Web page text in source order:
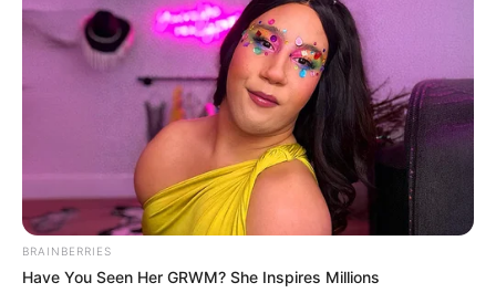
BRAINBERRIES
Have You Seen Her GRWM? She Inspires Millions